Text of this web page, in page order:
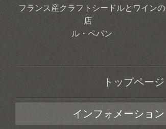
フランス産クラフトシードルとワインの
店
ル・ペパン
トップページ
インフォメーション